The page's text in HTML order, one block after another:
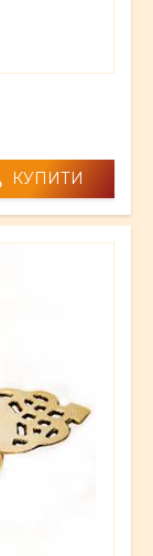
КУПИТИ